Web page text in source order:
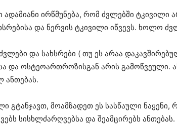
ადამიანი ირწმუნება, რომ ძვლებში ტკივილი
და ნერვის ტკივილი იწვევს. ხოლო
და სახსრები ( თუ ეს არაა
და ოსტეოართროზისგან არის გამოწვეული.
ანთებას.
გტანჯავთ, მოამზადეთ ეს სასწაული
სისხლძარღვებსა და შეამცირებს ანთებას.